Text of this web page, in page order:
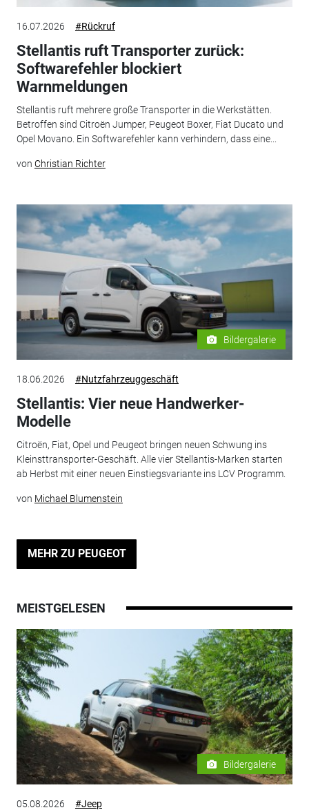
16.07.2026 #Rückruf
Stellantis ruft Transporter zurück:
Softwarefehler blockiert
Warnmeldungen
Stellantis ruft mehrere große Transporter in die Werkstätten.
Betroffen sind Citroën Jumper, Peugeot Boxer, Fiat Ducato und
Opel Movano. Ein Softwarefehler kann verhindern, dass eine...
von Christian Richter
Bildergalerie
18.06.2026 #Nutzfahrzeuggeschäft
Stellantis: Vier neue Handwerker-
Modelle
Citroën, Fiat, Opel und Peugeot bringen neuen Schwung ins
Kleinsttransporter-Geschäft. Alle vier Stellantis-Marken starten
ab Herbst mit einer neuen Einstiegsvariante ins LCV Programm.
von Michael Blumenstein
MEHR ZU PEUGEOT
MEISTGELESEN
Bildergalerie
05.08.2026 #Jeep